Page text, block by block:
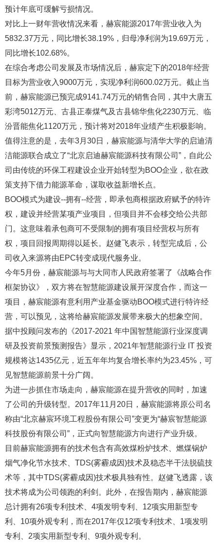
预计年底可缓解亏损情况。
对比上一财年营收情况来看，赫宸能源2017年营业收入为
5832.37万元，同比增长38.19%，归母净利润为19.69万元，
同比增长102.68%。
在综合考虑公司发展及市场情况后，赫宸定下的2018年经营
目标为营业收入9000万元，实现净利润600.02万元。截止当
前，赫宸能源已预完成9141.74万元的销售合同，其中大唐五
彩湾5012万元、古县正泰煤气及古县锦华焦化2230万元、临
汾晋能焦化1120万元，预计将对2018年业绩产生积极影响。
值得注意的是，去年3月30日，赫宸能源与清华大学的启迪清
洁能源联合成立了“北京启迪赫宸能源科技有限公司”，自此公
司由传统的环保工程建设企业开始转型为BOO企业，欲在政
策支持下借力能源革命，谋取收益新增长点。
BOO模式为建设--拥有--经营，即承包商根据政府赋予的特许
权，建设并经营某项产业项目，但项目并不会移交给公共部
门。这意味着承包商可不受限制的拥有项目经营权与所有
权，项目回报周期得以延长。赵健飞表示，转型完成后，公
司收入来源将由EPC转变成现代服务业。
今年5月份，赫宸能源与与大同市人民政府签署了《战略合作
框架协议》，双方将在智慧能源建设展开深度合作，而这一
项目，赫宸能源有意利用产业基金驱动BOO模式进行特许经
营，可以预见，这将给赫宸能源发展带来极大的想象空间。
据中投顾问发布的《2017-2021 年中国智慧能源行业深度调
研及投资前景预测报告》显示，2021年智慧能源行业 IT 投资
规模将达1435亿元，近五年年均复合增长率约为23.45%，可
见智慧能源前景十分广阔。
为进一步抓住市场走向，赫宸能源在提升营收的同时，加速
了公司的升级转型。2017年11月20日，赫宸能源将原公司名
称由“北京赫宸环境工程股份有限公司”变更为“赫宸智慧能源
科技股份有限公司”，正式向智慧能源方向进行产业升级。
目前赫宸能源拥有的技术包含有高效煤粉炉技术、燃煤锅炉
烟气净化节水技术、TDS(雾霾成因)技术及稳态半干法脱硫技
术等，其中TDS(雾霾成因)技术极具独有性。赵健飞透露，该
技术将成为公司领跑的利剑。此外，在报告期内，赫宸能源
总计拥有26项专利技术、4项发明专利、12项实用新型专
利、10项外观专利，而在2017年仅12项专利技术、1项发明
专利、2项实用新型专利、9项外观专利。